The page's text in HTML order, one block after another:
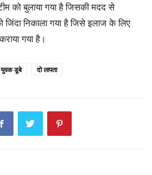
को बुलाया गया है जिसकी मदद से
निकाला गया है जिसे इलाज के लिए
गया है।
युवक डूबे दो लापता